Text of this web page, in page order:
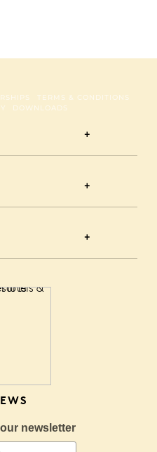
TERMS & CONDITIONS
DOWNLOADS
newsletter